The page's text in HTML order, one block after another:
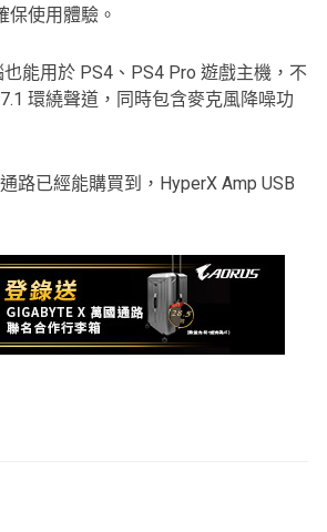
保使用體驗。
能用於 PS4、PS4 Pro 遊戲主機，不
7.1 環繞聲道，同時包含麥克風降噪功
路已經能購買到，HyperX Amp USB